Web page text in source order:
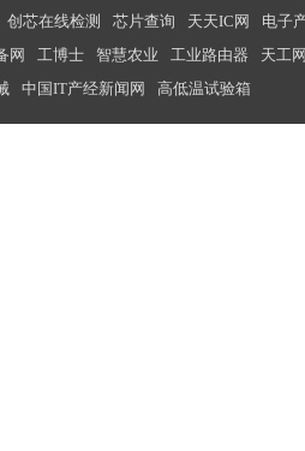
创芯在线检测 芯片查询 天天IC网
电子
网 工博士 智慧农业 工业路由器
天工
中国IT产经新闻网 高低温试验箱